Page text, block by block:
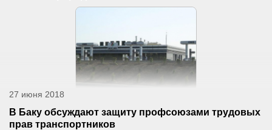
27 июня 2018
В Баку обсуждают защиту профсоюзами трудовых
прав транспортников